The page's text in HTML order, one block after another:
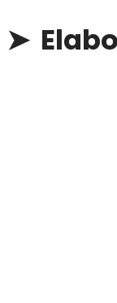
➤